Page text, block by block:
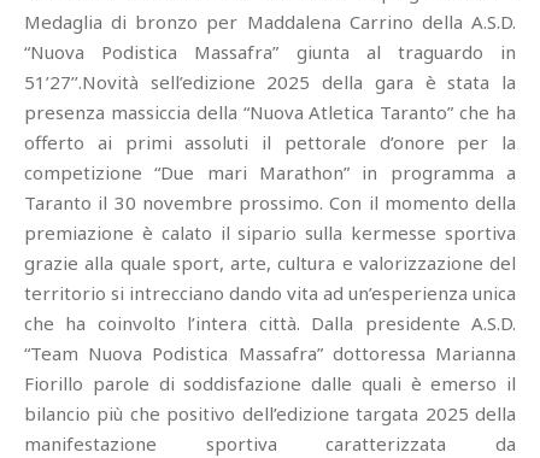
Medaglia di bronzo per Maddalena Carrino della A.S.D.
“Nuova Podistica Massafra” giunta al traguardo in
51’27’’.Novità sell’edizione 2025 della gara è stata la
presenza massiccia della “Nuova Atletica Taranto” che ha
offerto ai primi assoluti il pettorale d’onore per la
competizione “Due mari Marathon” in programma a
Taranto il 30 novembre prossimo. Con il momento della
premiazione è calato il sipario sulla kermesse sportiva
grazie alla quale sport, arte, cultura e valorizzazione del
territorio si intrecciano dando vita ad un’esperienza unica
che ha coinvolto l’intera città. Dalla presidente A.S.D.
“Team Nuova Podistica Massafra” dottoressa Marianna
Fiorillo parole di soddisfazione dalle quali è emerso il
bilancio più che positivo dell’edizione targata 2025 della
manifestazione sportiva caratterizzata da